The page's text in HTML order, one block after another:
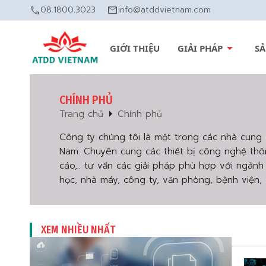
call08.1800.3023 mailinfo@atddvietnam.com
GIỚI THIỆU GIẢI PHÁP arrow_drop_down
CHÍNH PHỦ
Trang chủ arrow_right Chính phủ
Công ty chúng tôi là một trong các nhà
Nam. Chuyên cung các thiết bị công nghệ
cáo,.. tư vấn các giải pháp phù hợp với
học, nhà máy, công ty, văn phòng, bệnh viện,
XEM NHIỀU NHẤT